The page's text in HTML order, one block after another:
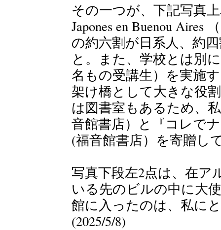
その一つが、下記写真上
Japones en Buenou
の約六割が日系人、約
と。また、学校とは別
名もの受講生）を実施
架け橋として大きな役
は図書室もあるため、
音館書店）と『コレで
(福音館書店）を寄贈し
写真下段左2点は、在ア
いる先のビルの中に大
館に入ったのは、私に
(2025/5/8)